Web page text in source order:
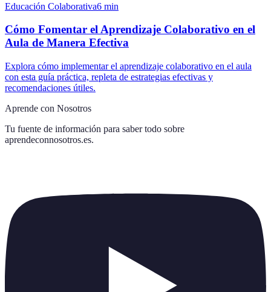
Educación Colaborativa6 min
Cómo Fomentar el Aprendizaje Colaborativo en el
Aula de Manera Efectiva
Explora cómo implementar el aprendizaje colaborativo en el aula
con esta guía práctica, repleta de estrategias efectivas y
recomendaciones útiles.
Aprende con Nosotros
Tu fuente de información para saber todo sobre
aprendeconnosotros.es.